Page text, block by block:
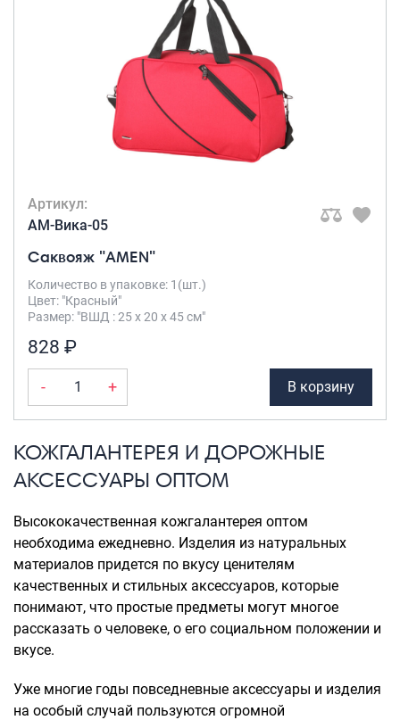
Артикул:
AM-Вика-05
Саквояж "AMEN"
Количество в упаковке: 1(шт.)
Цвет: "Красный"
Размер: "ВШД : 25 х 20 х 45 см"
828 ₽
- + В корзину
КОЖГАЛАНТЕРЕЯ И ДОРОЖНЫЕ
АКСЕССУАРЫ ОПТОМ
Высококачественная кожгалантерея оптом
необходима ежедневно. Изделия из натуральных
материалов придется по вкусу ценителям
качественных и стильных аксессуаров, которые
понимают, что простые предметы могут многое
рассказать о человеке, о его социальном положении и
вкусе.
Уже многие годы повседневные аксессуары и изделия
на особый случай пользуются огромной